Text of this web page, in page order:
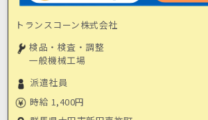
トランスコーン株式会社
検品・検査・調整
一般機械工場
派遣社員
時給 1,400円